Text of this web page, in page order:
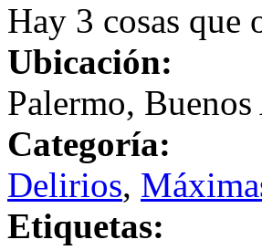
Hay 3 cosas que
Ubicación:
Palermo,
Categoría:
Delirios,
Etiquetas: